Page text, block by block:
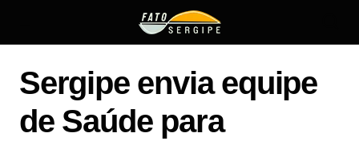
Sergipe envia equipe
de Saúde para